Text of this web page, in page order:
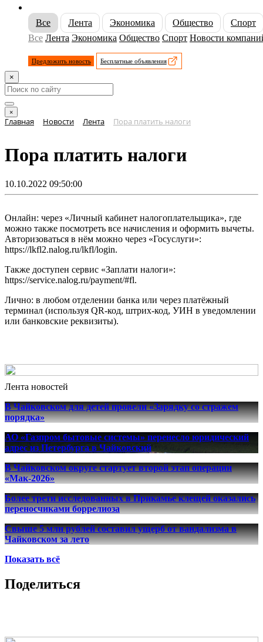
Все
Лента Экономика Общество
Спорт
Все Лента Экономика Общество Спорт Новости
Предложить новость Бесплатные объявления
×
×
Главная Новости Лента Пора платить налоги
Пора платить налоги
10.10.2022 09:50:00
Онлайн: через «Личный кабинет налогоплательщика», где
можно также посмотреть все начисления и оформить вычеты.
Авторизоваться в нём можно через «Госуслуги»:
https://lkfl2.nalog.ru/lkfl/login.
Также доступен сервис «Заплати налоги»:
https://service.nalog.ru/payment/#fl.
Лично: в любом отделении банка или через платёжный
терминал (используя QR-код, штрих-код, УИН в уведомлении
или банковские реквизиты).
Лента новостей
В Чайковском для детей провели «Зарядку со стражем
порядка»
АО «Газпром бытовые системы» перенесло юридический
адрес из Петербурга в Чайковский
В Чайковском округе стартует второй этап операции
«Мак-2026»
Более трети исследованных в Прикамье клещей оказались
переносчиками боррелиоза
Свыше 5 млн рублей составил ущерб от вандализма в
Чайковском за лето
Показать всё
Поделиться